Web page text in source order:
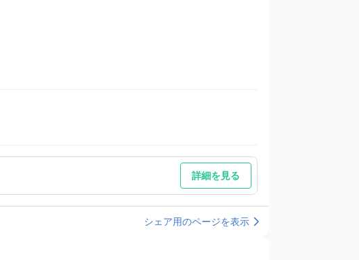
詳細を見る
シェア用のページを表示